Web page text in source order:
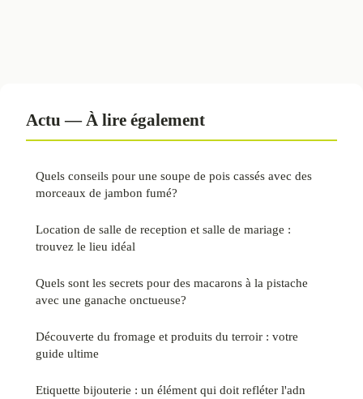
Actu — À lire également
Quels conseils pour une soupe de pois cassés avec des
morceaux de jambon fumé?
Location de salle de reception et salle de mariage :
trouvez le lieu idéal
Quels sont les secrets pour des macarons à la pistache
avec une ganache onctueuse?
Découverte du fromage et produits du terroir : votre
guide ultime
Etiquette bijouterie : un élément qui doit refléter l'adn